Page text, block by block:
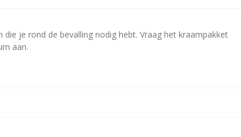
je rond de bevalling nodig hebt. Vraag het kraampakket
aan.